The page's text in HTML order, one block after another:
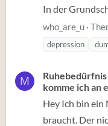
In der
who_are_u
depression
M
komme ich an
Hey Ich bin ein
braucht. Der